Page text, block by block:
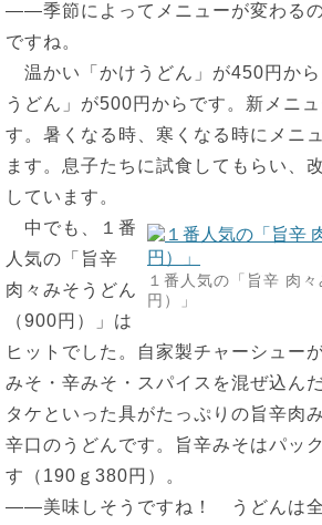
――季節によってメニューが変わる
ですね。
温かい「かけうどん」が450円か
うどん」が500円からです。新メニ
す。暑くなる時、寒くなる時にメニ
ます。息子たちに試食してもらい、
しています。
１番人気の「旨辛 肉
円）」
中でも、１番
人気の「旨辛
肉々みそうどん
（900円）」は
ヒットでした。自家製チャーシュー
みそ・辛みそ・スパイスを混ぜ込ん
タケといった具がたっぷりの旨辛肉
辛口のうどんです。旨辛みそはパッ
す（190ｇ380円）。
――美味しそうですね！ うどんは全